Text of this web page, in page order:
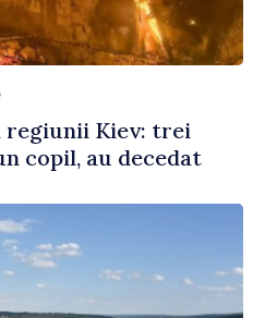
regiunii Kiev: trei
copil, au decedat